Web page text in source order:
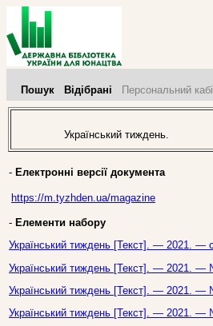
Пошук Відібрані Персональний
Український тиждень.
- Електронні версії документа
https://m.tyzhden.ua/magazine
- Елементи набору
Український тиждень [Текст]. — 2021. —
Український тиждень [Текст]. — 2021. —
Український тиждень [Текст]. — 2021. —
Український тиждень [Текст]. — 2021. —